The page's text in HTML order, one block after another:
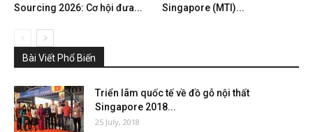
Sourcing 2026: Cơ hội đưa...
Singapore (MTI)...
Bài Viết Phổ Biến
Triển lãm quốc tế về đồ gỗ nội thất
Singapore 2018...
25 July, 2018